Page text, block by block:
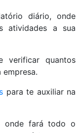
diário, onde
atividades a sua
verificar quantos
para te auxiliar na
onde fará todo o